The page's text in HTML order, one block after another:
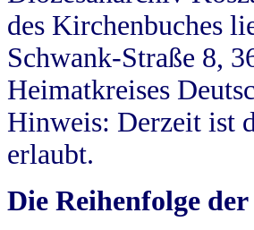
des Kirchenbuches
Schwank-Straße 8,
Heimatkreises
Hinweis: Derzeit ist
erlaubt.
Die Reihenfolge